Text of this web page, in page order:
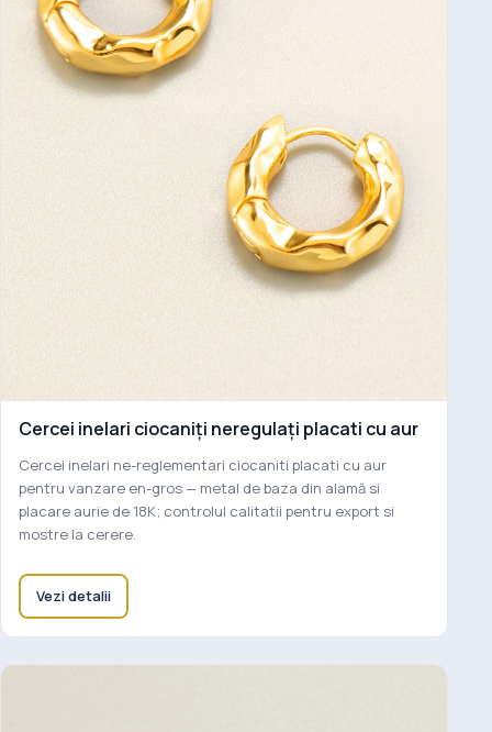
Cercei inelari ciocaniți neregulați placati cu aur
Cercei inelari ne-reglementari ciocaniti placati cu aur
pentru vanzare en-gros — metal de baza din alamă si
placare aurie de 18K; controlul calitatii pentru export si
mostre la cerere.
Vezi detalii